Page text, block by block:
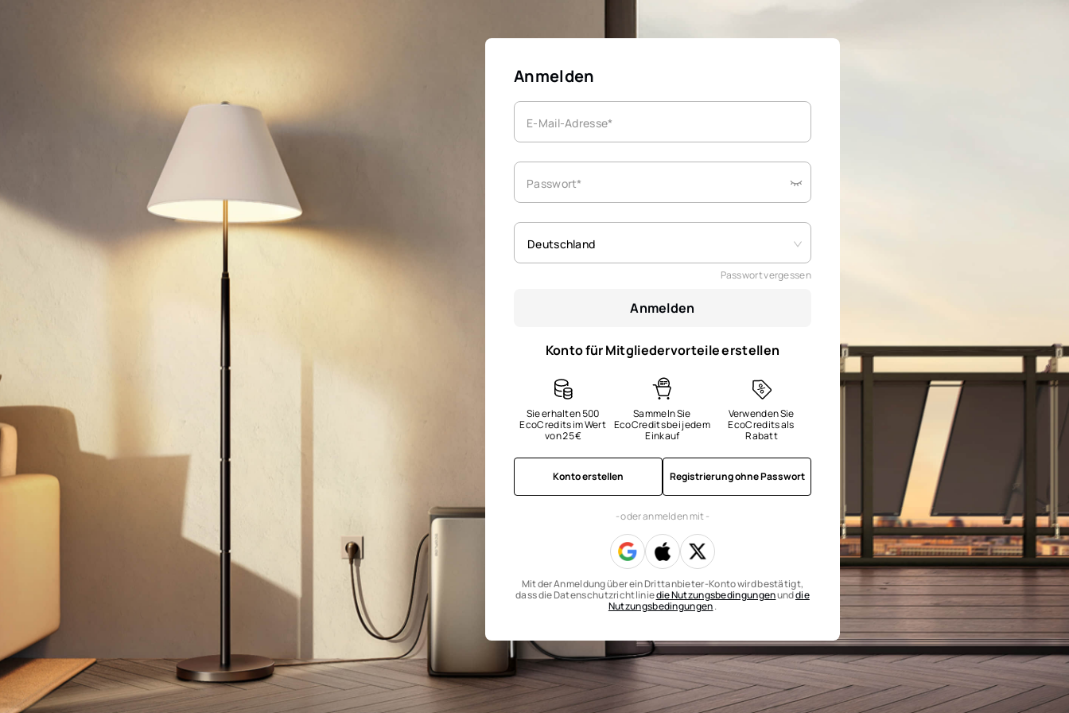
Anmelden
E-Mail-Adresse*
Passwort*
Deutschland
Passwort vergessen
Anmelden
Konto für Mitgliedervorteile erstellen
Sie erhalten 500
EcoCredits im Wert
von 25 €
Sammeln Sie
EcoCredits bei jedem
Einkauf
Verwenden Sie
EcoCredits als
Rabatt
Konto erstellen Registrierung ohne Passwort
- oder anmelden mit -
Mit der Anmeldung über ein Drittanbieter-Konto wird bestätigt,
dass die Datenschutzrichtliniedie Nutzungsbedingungenunddie
Nutzungsbedingungen.